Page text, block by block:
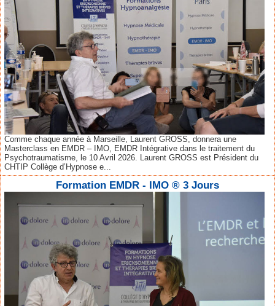
Comme chaque année à Marseille, Laurent GROSS, donnera une
Masterclass en EMDR – IMO, EMDR Intégrative dans le traitement du
Psychotraumatisme, le 10 Avril 2026. Laurent GROSS est Président du
CHTIP Collège d’Hypnose e...
Formation EMDR - IMO ® 3 Jours